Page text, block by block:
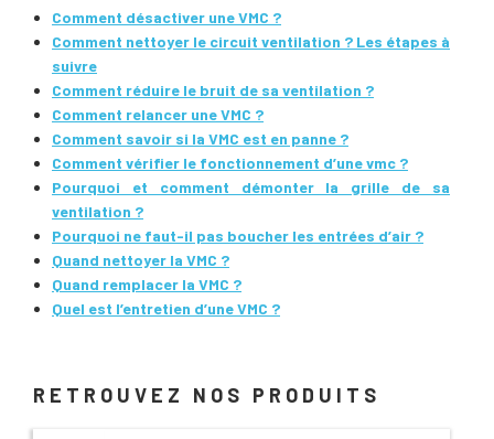
Comment désactiver une VMC ?
Comment nettoyer le circuit ventilation ? Les étapes à
suivre
Comment réduire le bruit de sa ventilation ?
Comment relancer une VMC ?
Comment savoir si la VMC est en panne ?
Comment vérifier le fonctionnement d’une vmc ?
Pourquoi et comment démonter la grille de sa
ventilation ?
Pourquoi ne faut-il pas boucher les entrées d’air ?
Quand nettoyer la VMC ?
Quand remplacer la VMC ?
Quel est l’entretien d’une VMC ?
RETROUVEZ NOS PRODUITS